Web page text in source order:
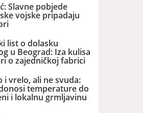
Slavne pobjede
vojske pripadaju
list o dolasku
u Beograd: Iza kulisa
o zajedničkoj fabrici
u Srbiji
i vrelo, ali ne svuda:
temperature do
i lokalnu grmljavinu